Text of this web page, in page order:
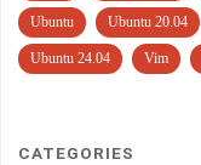
Ubuntu Ubuntu 20.04
Ubuntu 24.04 Vim
CATEGORIES